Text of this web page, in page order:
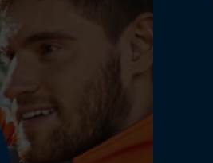
Mouseflow Web Analytics Tool
Funktionale Cookies